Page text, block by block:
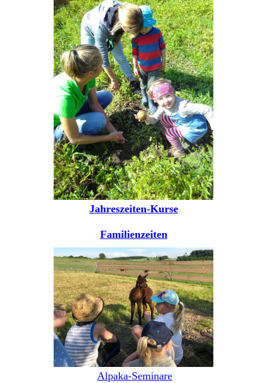
Jahreszeiten-Kurse
Familienzeiten
Alpaka-Seminare